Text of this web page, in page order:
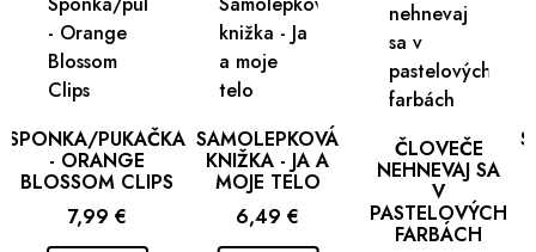
SPONKA/PUKAČKA
- ORANGE
BLOSSOM CLIPS
Cena
7,99 €
SAMOLEPKOVÁ
KNIŽKA - JA A
MOJE TELO
Cena
6,49 €
ČLOVEČE
NEHNEVAJ SA
V
PASTELOVÝCH
FARBÁCH